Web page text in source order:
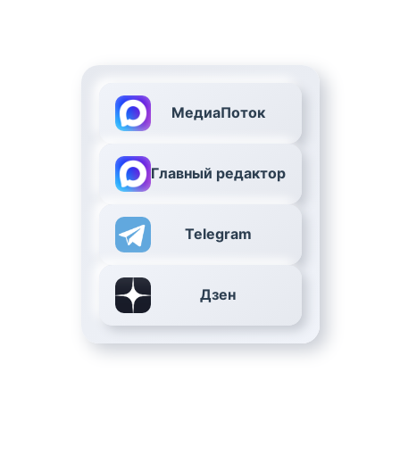
МедиаПоток
Главный редактор
Telegram
Дзен